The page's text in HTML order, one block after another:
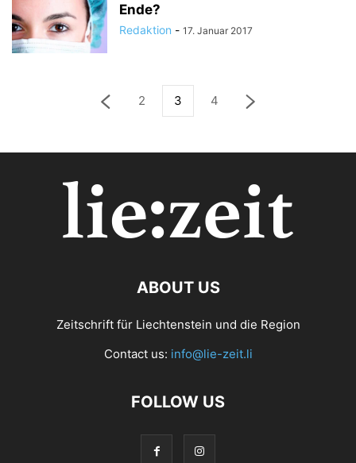
Ende?
Redaktion - 17. Januar 2017
2 3 4
ABOUT US
Zeitschrift für Liechtenstein und die Region
Contact us: info@lie-zeit.li
FOLLOW US